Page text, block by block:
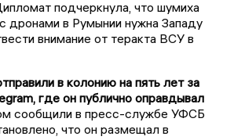
подчеркнула, что шумиха
дронами в Румынии нужна Западу
внимание от теракта ВСУ в
в колонию на пять лет за
где он публично оправдывал
сообщили в пресс-службе УФСБ
что он размещал в